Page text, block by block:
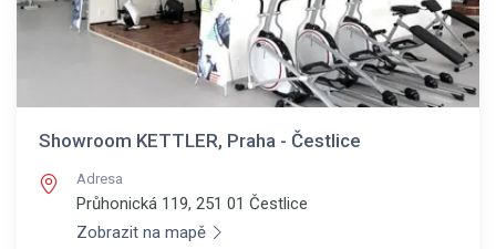
Showroom KETTLER, Praha - Čestlice
Adresa
Průhonická 119, 251 01 Čestlice
Zobrazit na mapě